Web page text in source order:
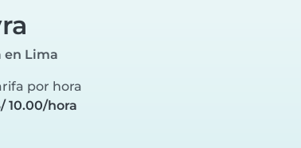
en Lima
por hora
10.00/hora